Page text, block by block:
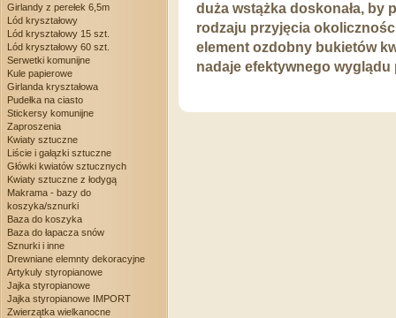
Girlandy z perełek 6,5m
Lód kryształowy
Lód kryształowy 15 szt.
Lód kryształowy 60 szt.
Serwetki komunijne
Kule papierowe
Girlanda kryształowa
Pudełka na ciasto
Stickersy komunijne
Zaproszenia
Kwiaty sztuczne
Liście i gałązki sztuczne
Główki kwiatów sztucznych
Kwiaty sztuczne z łodygą
Makrama - bazy do
koszyka/sznurki
Baza do koszyka
Baza do łapacza snów
Sznurki i inne
Drewniane elemnty dekoracyjne
Artykuly styropianowe
Jajka styropianowe
Jajka styropianowe IMPORT
Zwierzątka wielkanocne
duża wstążka doskonała, by
rodzaju przyjęcia
element ozdobny bukietów
nadaje efektywnego